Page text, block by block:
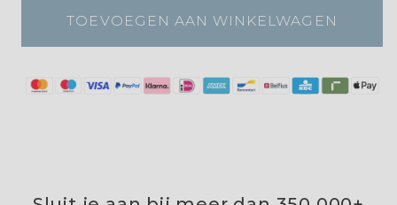
TOEVOEGEN AAN WINKELWAGEN